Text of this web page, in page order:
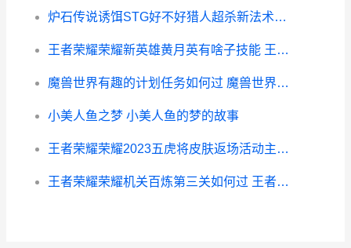
炉石传说诱饵STG好不好猎人超杀新法术评测 炉石 剂
王者荣耀荣耀新英雄黄月英有啥子技能 王者荣耀新荣耀皮肤爆料
魔兽世界有趣的计划任务如何过 魔兽世界有趣的名字
小美人鱼之梦 小美人鱼的梦的故事
王者荣耀荣耀2023五虎将皮肤返场活动主题说明 王者荣耀荣耀之章
王者荣耀荣耀机关百炼第三关如何过 王者荣耀荣耀机制是什么